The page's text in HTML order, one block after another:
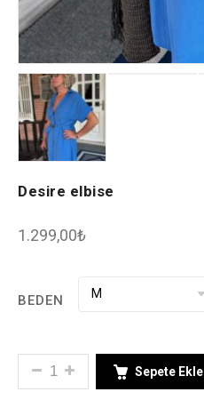
Desire elbise
1.299,00₺
BEDEN
DESIRE ELBISE ADETSepete Ekle